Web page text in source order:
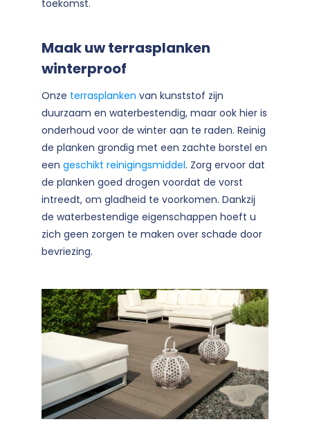
toekomst.
Maak uw terrasplanken
winterproof
Onze terrasplanken van kunststof zijn
duurzaam en waterbestendig, maar ook hier is
onderhoud voor de winter aan te raden. Reinig
de planken grondig met een zachte borstel en
een geschikt reinigingsmiddel. Zorg ervoor dat
de planken goed drogen voordat de vorst
intreedt, om gladheid te voorkomen. Dankzij
de waterbestendige eigenschappen hoeft u
zich geen zorgen te maken over schade door
bevriezing.